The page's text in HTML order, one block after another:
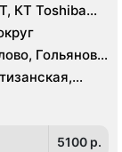
КТ Toshiba
CXL 128
E8, GE Vivid
Гольяново,
5100 p.